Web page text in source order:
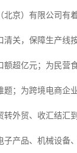
北京）有限公司有
清关，保障生产线
额超亿元；为民营
题；为跨境电商企
转外贸、收汇结汇
子产品、机械设备